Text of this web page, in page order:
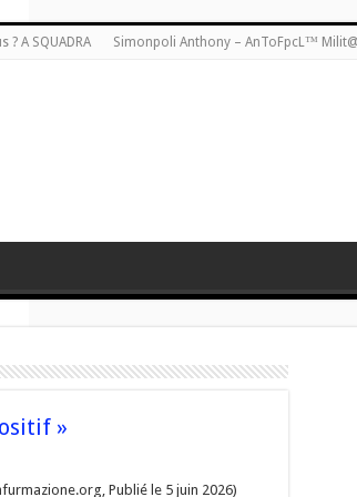
? A SQUADRA Simonpoli Anthony – AnToFpcL™
»
Publié le 5 juin 2026)